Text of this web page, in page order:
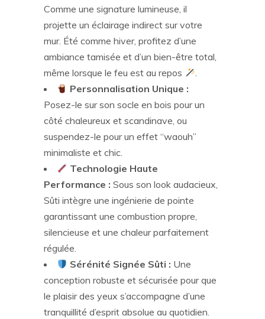
Comme une signature lumineuse, il
projette un éclairage indirect sur votre
mur. Été comme hiver, profitez d’une
ambiance tamisée et d’un bien-être total,
même lorsque le feu est au repos
.
Personnalisation Unique :
Posez-le sur son socle en bois pour un
côté chaleureux et scandinave, ou
suspendez-le pour un effet “waouh”
minimaliste et chic.
Technologie Haute
Performance : Sous son look audacieux,
Sûti intègre une ingénierie de pointe
garantissant une combustion propre,
silencieuse et une chaleur parfaitement
régulée.
Sérénité Signée Sûti : Une
conception robuste et sécurisée pour que
le plaisir des yeux s’accompagne d’une
tranquillité d’esprit absolue au quotidien.